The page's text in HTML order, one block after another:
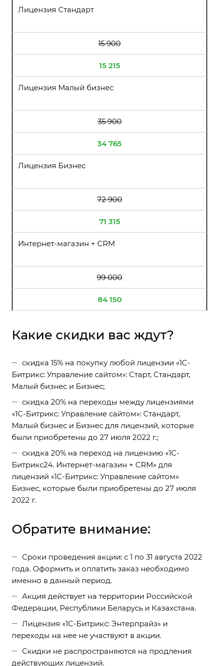
Лицензия Стандарт
15 900
15 215
Лицензия Малый бизнес
35 900
34 765
Лицензия Бизнес
72 900
71 315
Интернет-магазин + CRM
99 000
84 150
Какие скидки вас ждут?
скидка 15% на покупку любой лицензии «1С-
Битрикс: Управление сайтом»: Старт, Стандарт,
Малый бизнес и Бизнес;
скидка 20% на переходы между лицензиями
«1С-Битрикс: Управление сайтом»: Стандарт,
Малый бизнес и Бизнес для лицензий, которые
были приобретены до 27 июля 2022 г.;
скидка 20% на переход на лицензию «1С-
Битрикс24. Интернет-магазин + CRM» для
лицензий «1С-Битрикс: Управление сайтом»
Бизнес, которые были приобретены до 27 июля
2022 г.
Обратите внимание:
Сроки проведения акции: с 1 по 31 августа 2022
года. Оформить и оплатить заказ необходимо
именно в данный период.
Акция действует на территории Российской
Федерации, Республики Беларусь и Казахстана.
Лицензия «1С-Битрикс: Энтерпрайз» и
переходы на нее не участвуют в акции.
Скидки не распространяются на продления
действующих лицензий.